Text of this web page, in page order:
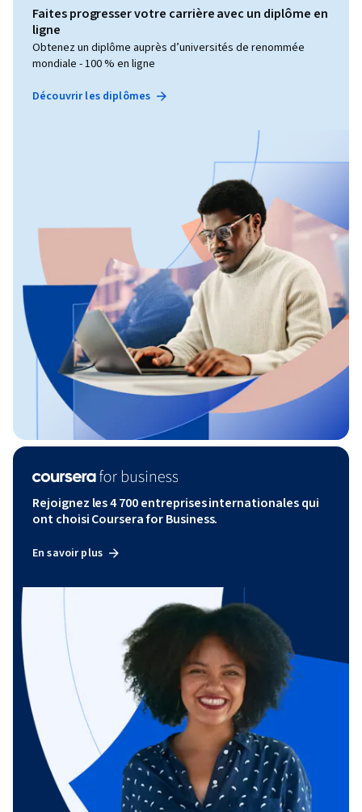
Faites progresser votre carrière avec un diplôme en
ligne
Obtenez un diplôme auprès d’universités de renommée
mondiale - 100 % en ligne
Découvrir les diplômes
Rejoignez les 4 700 entreprises internationales qui
ont choisi Coursera for Business.
En savoir plus